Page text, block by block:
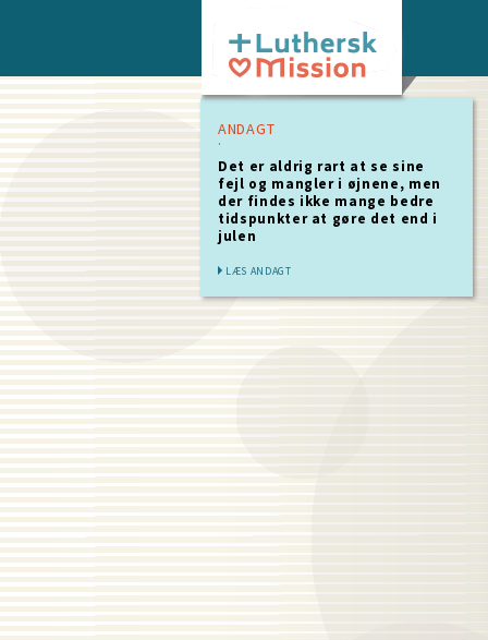
ANDAGT
Det er aldrig rart at se sine
fejl og mangler i øjnene, men
der findes ikke mange bedre
tidspunkter at gøre det end i
julen
LÆS ANDAGT